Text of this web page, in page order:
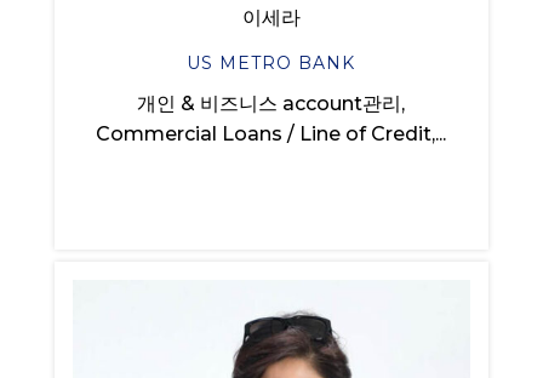
이세라
US METRO BANK
개인 & 비즈니스 account관리,
Commercial Loans / Line of Credit,...